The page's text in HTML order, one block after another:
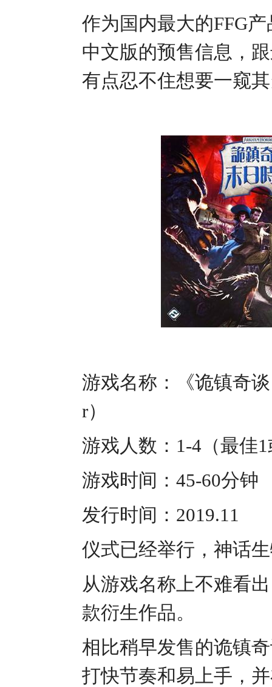
作为国内最大的FFG
中文版的预售信息，
有点忍不住想要一窥
游戏名称：《诡镇奇
r）
游戏人数：1-4（最佳
游戏时间：45-60分钟
发行时间：2019.11
仪式已经举行，神话
从游戏名称上不难看
款衍生作品。
相比稍早发售的诡镇
打快节奏和易上手，